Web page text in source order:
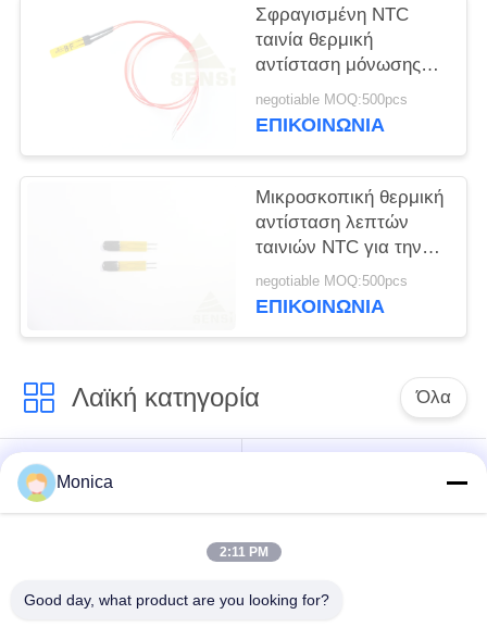
Σφραγισμένη NTC
ταινία θερμική
αντίσταση μόνωσης
για τον τύπο οικιακών
συσκευών εξαιρετικά
negotiable MOQ:500pcs
ΕΠΙΚΟΙΝΩΝΙΑ
Μικροσκοπική θερμική
αντίσταση λεπτών
ταινιών NTC για την
τρισδιάστατη ακρίβεια
μέτρησης εκτυπωτών
negotiable MOQ:500pcs
ΕΠΙΚΟΙΝΩΝΙΑ
Λαϊκή κατηγορία Όλα
Θερμική αντίσταση
ακρίβειας NTC
αντίσταση NTC
θερμοκρασίας NTC
Monica
2:11 PM
Good day, what product are you looking for?